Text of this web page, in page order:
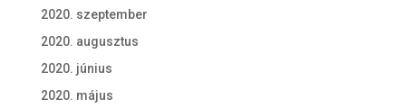
2020. szeptember
2020. augusztus
2020. június
2020. május